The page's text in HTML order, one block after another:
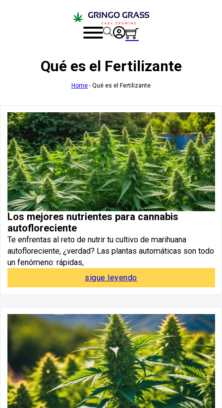
Qué es el Fertilizante
Home - Qué es el Fertilizante
Los mejores nutrientes para cannabis
autofloreciente
Te enfrentas al reto de nutrir tu cultivo de marihuana
autofloreciente, ¿verdad? Las plantas automáticas son todo
un fenómeno: rápidas,
sigue leyendo